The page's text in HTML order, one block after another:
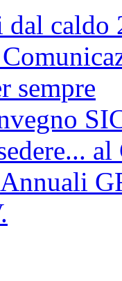
dal caldo
sempre